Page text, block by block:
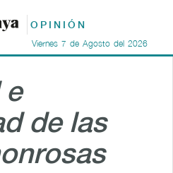
OPINIÓN
Viernes 7 de Agosto del 2026
e
de las